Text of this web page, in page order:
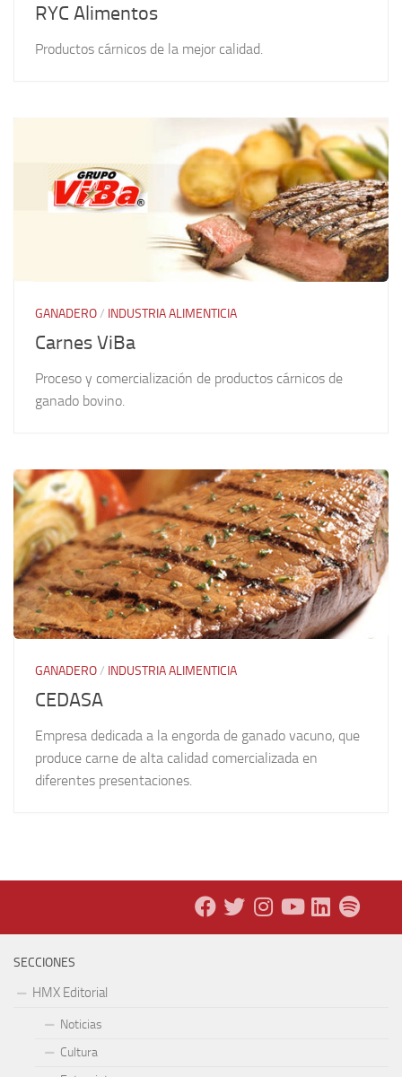
RYC Alimentos
Productos cárnicos de la mejor calidad.
GANADERO/ INDUSTRIA ALIMENTICIA
Carnes ViBa
Proceso y comercialización de productos cárnicos de
ganado bovino.
GANADERO/ INDUSTRIA ALIMENTICIA
CEDASA
Empresa dedicada a la engorda de ganado vacuno, que
produce carne de alta calidad comercializada en
diferentes presentaciones.
SECCIONES
HMX Editorial
Noticias
Cultura